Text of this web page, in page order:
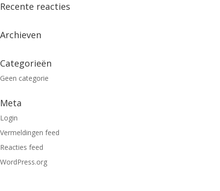
Recente reacties
Archieven
Categorieën
Geen categorie
Meta
Login
Vermeldingen feed
Reacties feed
WordPress.org